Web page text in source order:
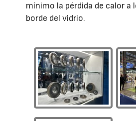
mínimo la pérdida de calor a
borde del vidrio.